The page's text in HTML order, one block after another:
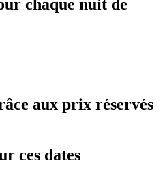
chaque nuit de
aux prix réservés
ces dates